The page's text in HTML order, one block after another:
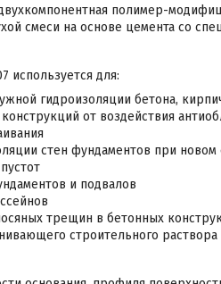
полимер-
смеси на основе цемента со
используется для:
гидроизоляции бетона,
от воздействия
стен фундаментов при
и подвалов
трещин в бетонных
строительного